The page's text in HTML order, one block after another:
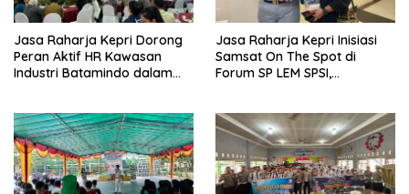
Jasa Raharja Kepri Dorong
Peran Aktif HR Kawasan
Industri Batamindo dalam
Jasa Raharja Kepri Inisiasi
Samsat On The Spot di
Forum SP LEM SPSI,
Cepat